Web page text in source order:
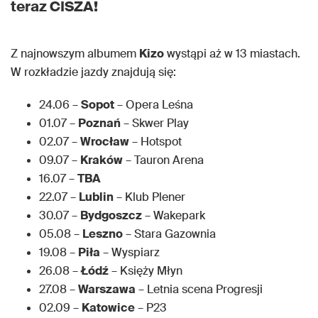
teraz CISZA!
Z najnowszym albumem Kizowystąpi aż w 13 miastach.
W rozkładzie jazdy znajdują się:
24.06 –Sopot– Opera Leśna
01.07 – Poznań– Skwer Play
02.07 –Wrocław– Hotspot
09.07 – Kraków– Tauron Arena
16.07 –TBA
22.07 – Lublin– Klub Plener
30.07 – Bydgoszcz– Wakepark
05.08 – Leszno– Stara Gazownia
19.08 – Piła – Wyspiarz
26.08 –Łódź– Księży Młyn
27.08 –Warszawa – Letnia scena Progresji
02.09 – Katowice– P23